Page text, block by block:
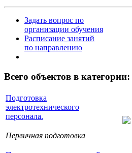
Задать вопрос по
организации обучения
Расписание занятий
по направлению
Всего объектов в категории:
Подготовка
электротехнического
персонала.
Первичная подготовка